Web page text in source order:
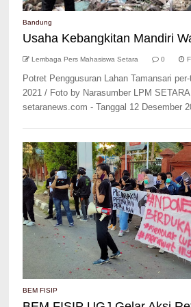
Bandung
Usaha Kebangkitan Mandiri
Lembaga Pers Mahasiswa Setara 0
Potret Penggusuran Lahan Tamansari
2021 / Foto by Narasumber LPM
setaranews.com - Tanggal 12 Desember
BEM FISIP